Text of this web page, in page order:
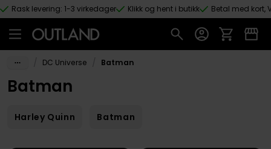
Hopp til hovedinnhold
Rask levering: 1-3 virkedager Klikk og hent i butikk Betal med kort,
DC Universe Batman
Batman
Harley Quinn Batman